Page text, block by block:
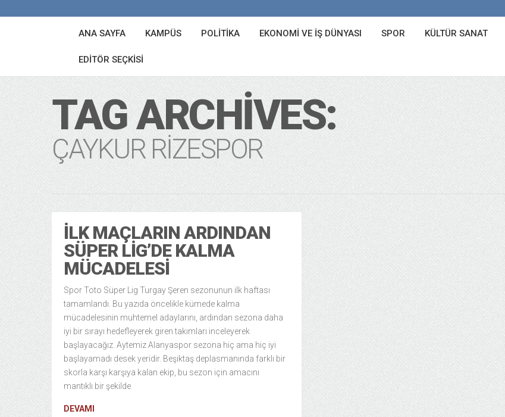
ANA SAYFA KAMPÜS POLITIKA EKONOMI VE İŞ DÜNYASI SPOR KÜLTÜR SANAT
EDITÖR SEÇKISI
TAG ARCHIVES:
ÇAYKUR RIZESPOR
İLK MAÇLARIN ARDINDAN
SÜPER LIG’DE KALMA
MÜCADELESI
Spor Toto Süper Lig Turgay Şeren sezonunun ilk haftası
tamamlandı. Bu yazıda öncelikle kümede kalma
mücadelesinin muhtemel adaylarını, ardından sezona daha
iyi bir sırayı hedefleyerek giren takımları inceleyerek
başlayacağız. Aytemiz Alanyaspor sezona hiç ama hiç iyi
başlayamadı desek yeridir. Beşiktaş deplasmanında farklı bir
skorla karşı karşıya kalan ekip, bu sezon için amacını
mantıklı bir şekilde
DEVAMI